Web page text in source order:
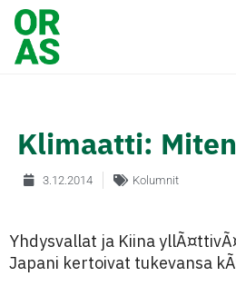
Klimaatti:
3.12.2014 Kolumnit
Yhdysvallat ja Kiina
Japani kertoivat tukevansa